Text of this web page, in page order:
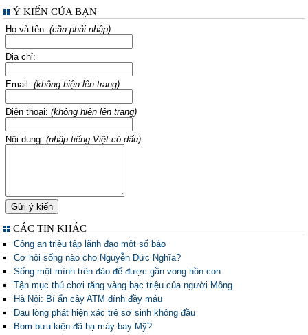
Ý KIẾN CỦA BẠN
Họ và tên: (cần phải nhập)
Địa chỉ:
Email: (không hiện lên trang)
Điện thoại: (không hiện lên trang)
Nội dung: (nhập tiếng Việt có dấu)
CÁC TIN KHÁC
Công an triệu tập lãnh đạo một số báo
Cơ hội sống nào cho Nguyễn Đức Nghĩa?
Sống một mình trên đảo để được gần vong hồn con
Tận mục thú chơi răng vàng bạc triệu của người Mông
Hà Nội: Bí ẩn cây ATM dính đầy máu
Đau lòng phát hiện xác trẻ sơ sinh không đầu
Bom bưu kiện đã hạ máy bay Mỹ?